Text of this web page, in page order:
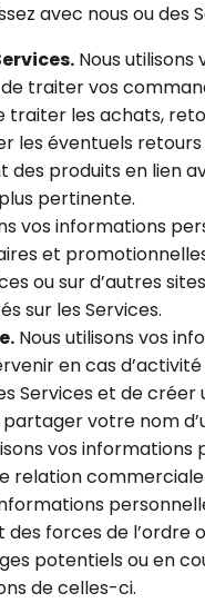
avec nous ou des
Nous
traiter vos
traiter les achats,
les éventuels
produits en lien
pertinente.
vos informations
et
ou sur d’autres
sur les Services.
Nous utilisons vos
en cas
Services et de
votre nom
vos
commerciale
forces de l’ordre
potentiels ou en
de celles-ci.